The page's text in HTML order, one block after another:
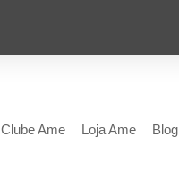
Clube Ame Loja Ame Blog